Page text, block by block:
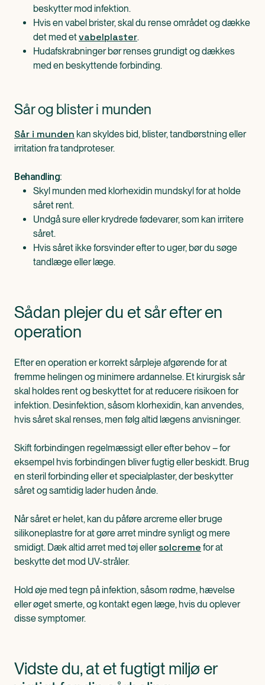
beskytter mod infektion.
Hvis en vabel brister, skal du rense området og dække
det med etvabelplaster.
Hudafskrabninger bør renses grundigt og dækkes
med en beskyttende forbinding.
Sår og blister i munden
Sår i munden kan skyldes bid, blister, tandbørstning eller
irritation fra tandproteser.
Behandling:
Skyl munden med klorhexidin mundskyl for at holde
såret rent.
Undgå sure eller krydrede fødevarer, som kan irritere
såret.
Hvis såret ikke forsvinder efter to uger, bør du søge
tandlæge eller læge.
Sådan plejer du et sår efter en
operation
Efter en operation er korrekt sårpleje afgørende for at
fremme helingen og minimere ardannelse. Et kirurgisk sår
skal holdes rent og beskyttet for at reducere risikoen for
infektion. Desinfektion, såsom klorhexidin, kan anvendes,
hvis såret skal renses, men følg altid lægens anvisninger.
Skift forbindingen regelmæssigt eller efter behov – for
eksempel hvis forbindingen bliver fugtig eller beskidt. Brug
en steril forbinding eller et specialplaster, der beskytter
såret og samtidig lader huden ånde.
Når såret er helet, kan du påføre arcreme eller bruge
silikoneplastre for at gøre arret mindre synligt og mere
smidigt. Dæk altid arret med tøj ellersolcreme for at
beskytte det mod UV-stråler.
Hold øje med tegn på infektion, såsom rødme, hævelse
eller øget smerte, og kontakt egen læge, hvis du oplever
disse symptomer.
Vidste du, at et fugtigt miljø er